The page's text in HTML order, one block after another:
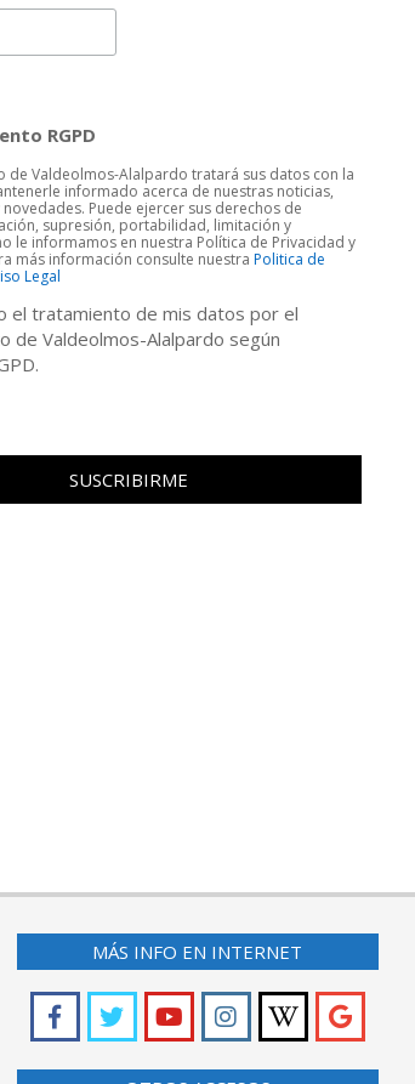
RGPD
de Valdeolmos-Alalpardo tratará sus datos con la
informado acerca de nuestras noticias,
Puede ejercer sus derechos de
supresión, portabilidad, limitación y
le informamos en nuestra Política de Privacidad y
más información consulte nuestraPolitica de
Legal
el tratamiento de mis datos por el
de Valdeolmos-Alalpardo según
MÁS INFO EN INTERNET